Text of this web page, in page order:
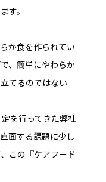
す。
か食を作られてい
、簡単にやわらか
てるのではない
を行ってきた弊社
面する課題に少し
この『ケアフード